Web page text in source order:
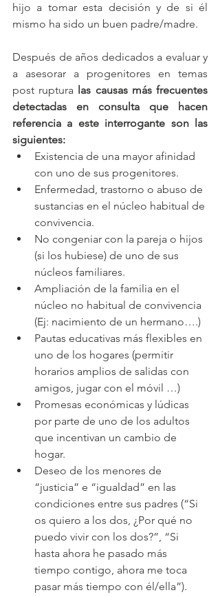
hijo a tomar esta decisión y de si él
mismo ha sido un buen padre/madre.
Después de años dedicados a evaluar y
a asesorar a progenitores en temas
post ruptura las causas más frecuentes
detectadas en consulta que hacen
referencia a este interrogante son las
siguientes:
Existencia de una mayor afinidad
con uno de sus progenitores.
Enfermedad, trastorno o abuso de
sustancias en el núcleo habitual de
convivencia.
No congeniar con la pareja o hijos
(si los hubiese) de uno de sus
núcleos familiares.
Ampliación de la familia en el
núcleo no habitual de convivencia
(Ej: nacimiento de un hermano….)
Pautas educativas más flexibles en
uno de los hogares (permitir
horarios amplios de salidas con
amigos, jugar con el móvil …)
Promesas económicas y lúdicas
por parte de uno de los adultos
que incentivan un cambio de
hogar.
Deseo de los menores de
“justicia” e “igualdad” en las
condiciones entre sus padres (“Si
os quiero a los dos, ¿Por qué no
puedo vivir con los dos?”, “Si
hasta ahora he pasado más
tiempo contigo, ahora me toca
pasar más tiempo con él/ella”).